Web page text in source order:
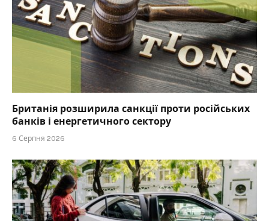
Британія розширила санкції проти російських
банків і енергетичного сектору
6 Серпня 2026